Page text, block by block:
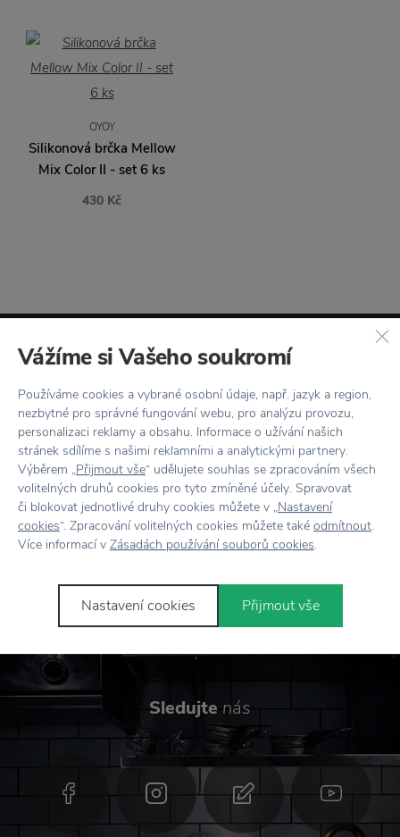
OYOY
Silikonová brčka Mellow
Mix Color II - set 6 ks
430 Kč
Odesláním formuláře souhlasím se
zpracováním osobních údajů.
Sledujte nás
Vážíme si Vašeho soukromí
Používáme cookies a vybrané osobní údaje, např. jazyk a region,
nezbytné pro správné fungování webu, pro analýzu provozu,
personalizaci reklamy a obsahu. Informace o užívání našich
stránek sdílíme s našimi reklamními a analytickými partnery.
Výběrem „Přijmout vše“ udělujete souhlas se zpracováním všech
volitelných druhů cookies pro tyto zmíněné účely. Spravovat
či blokovat jednotlivé druhy cookies můžete v „Nastavení
cookies“. Zpracování volitelných cookies můžete také odmítnout.
Více informací v Zásadách používání souborů cookies.
Nastavení cookies Přijmout vše